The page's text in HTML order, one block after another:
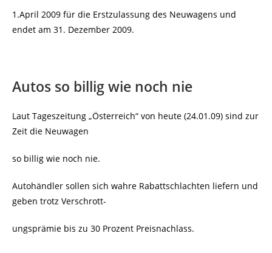
1.April 2009 für die Erstzulassung des Neuwagens und
endet am 31. Dezember 2009.
Autos so billig wie noch nie
Laut Tageszeitung „Österreich“ von heute (24.01.09) sind zur
Zeit die Neuwagen
so billig wie noch nie.
Autohändler sollen sich wahre Rabattschlachten liefern und
geben trotz Verschrott-
ungsprämie bis zu 30 Prozent Preisnachlass.